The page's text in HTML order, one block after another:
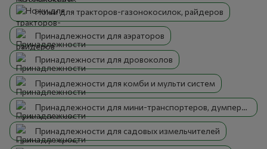
Ножи для тракторов-газонокосилок, райдеров
Принадлежности для аэраторов
Принадлежности для дровоколов
Принадлежности для комби и мульти систем
Принадлежности для мини-транспортеров, думперов и садовых тачек
Принадлежности для садовых измельчителей